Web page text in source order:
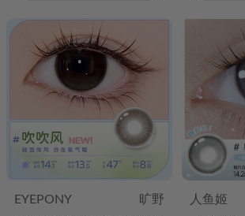
EYEPONY
旷野
人鱼姬